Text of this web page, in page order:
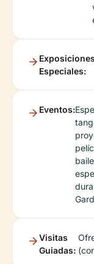
Exposiciones
Especiales:
Eventos:
Visitas
Guiadas: